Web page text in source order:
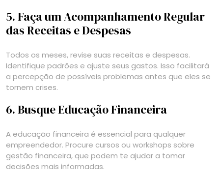
5. Faça um Acompanhamento Regular
das Receitas e Despesas
Todos os meses, revise suas receitas e despesas.
Identifique padrões e ajuste seus gastos. Isso facilitará
a percepção de possíveis problemas antes que eles se
tornem crises.
6. Busque Educação Financeira
A educação financeira é essencial para qualquer
empreendedor. Procure cursos ou workshops sobre
gestão financeira, que podem te ajudar a tomar
decisões mais informadas.